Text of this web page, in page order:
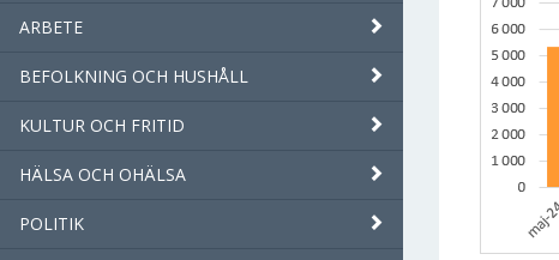
ARBETE
BEFOLKNING OCH HUSHÅLL
KULTUR OCH FRITID
HÄLSA OCH OHÄLSA
POLITIK